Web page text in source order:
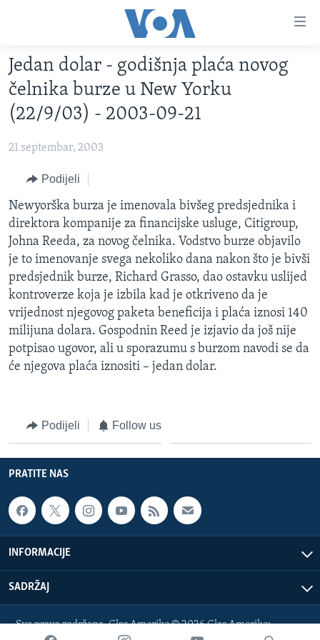
glavni
sadržaj
Pređi
na
glavnu
navigaciju
pretragu
VIDEO
FOTOGRAFIJE DANA
VIJESTI
SJEDINJENE AMERIČKE DRŽAVE
BOSNA I HERCEGOVINA
SVIJET
NAUKA I TEHNOLOGIJA
SPECIJALNI PROJEKTI
KORUPCIJA
SLOBODA MEDIJA
ŽENSKA STRANA
IZBJEGLIČKA STRANA
MAGAZIN
O GLASU AMERIKE
PRATITE NAS
Jezici
Jedan dolar - godišnja plaća novog
čelnika burze u New Yorku
(22/9/03) - 2003-09-21
21 septembar, 2003
Podijeli
Newyorška burza je imenovala bivšeg predsjednika i
direktora kompanije za financijske usluge, Citigroup,
Johna Reeda, za novog čelnika. Vodstvo burze objavilo
je to imenovanje svega nekoliko dana nakon što je bivši
predsjednik burze, Richard Grasso, dao ostavku uslijed
kontroverze koja je izbila kad je otkriveno da je
vrijednost njegovog paketa beneficija i plaća iznosi 140
milijuna dolara. Gospodnin Reed je izjavio da još nije
potpisao ugovor, ali u sporazumu s burzom navodi se da
će njegova plaća iznositi – jedan dolar.
Podijeli Follow us
PRATITE NAS
INFORMACIJE
SADRŽAJ
Sva prava zadržana. Glas Amerike © 2026 Glas Amerike: